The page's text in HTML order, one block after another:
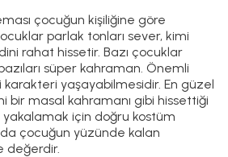
çocuğun kişiliğine göre
parlak tonları sever, kimi
rahat hissetir. Bazı çocuklar
süper kahraman. Önemli
yaşayabilmesidir. En güzel
bir masal kahramanı gibi hissettiği
yakalamak için doğru kostüm
çocuğun yüzünde kalan
değerdir.